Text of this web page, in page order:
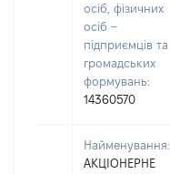
осіб, фізичних
осіб –
підприємців та
громадських
формувань:
14360570
Найменування:
АКЦІОНЕРНЕ